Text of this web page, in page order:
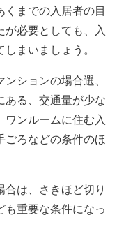
までの入居者の目
が必要としても、入
まいましょう。
ションの場合選、
ある、交通量が少な
ワンルームに住む入
ごろなどの条件のほ
は、さきほど切り
も重要な条件になっ